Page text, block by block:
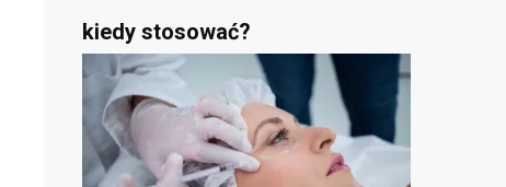
kiedy stosować?